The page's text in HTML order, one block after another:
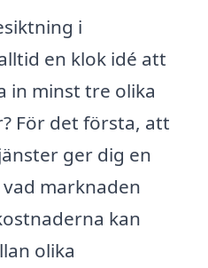
i
en klok idé att
in minst tre olika
För det första, att
ger dig en
marknaden
kan
olika